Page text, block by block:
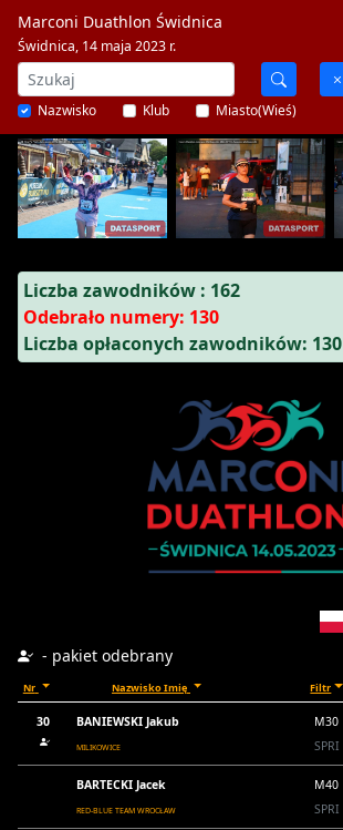
Marconi Duathlon Świdnica
Świdnica, 14 maja 2023 r.
Nazwisko Klub Miasto(Wieś)
Liczba zawodników : 162
Odebrało numery: 130
Liczba opłaconych zawodników: 130
- pakiet odebrany
Nr Nazwisko Imię Filtr
30 BANIEWSKI Jakub
MILIKOWICE
M30
SPRI
BARTECKI Jacek
RED-BLUE TEAM WROCŁAW
M40
SPRI